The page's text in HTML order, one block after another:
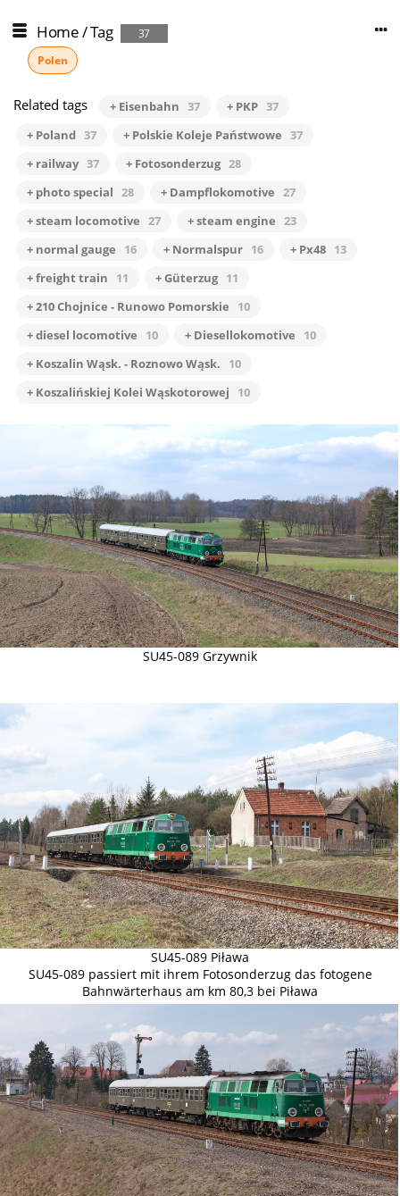
Home/Tag
37
Polen
Related tags + Eisenbahn 37 + PKP 37
+ Poland 37 + Polskie Koleje Państwowe 37
+ railway 37 + Fotosonderzug 28
+ photo special 28 + Dampflokomotive 27
+ steam locomotive 27 + steam engine 23
+ normal gauge
16 + Normalspur 16 + Px48 13
+ freight train
11 + Güterzug 11
+ 210 Chojnice - Runowo Pomorskie
10
+ diesel locomotive
10 + Diesellokomotive
10
+ Koszalin Wąsk. - Roznowo Wąsk.
10
+ Koszalińskiej Kolei Wąskotorowej
10
SU45-089 Grzywnik
SU45-089 Piława
SU45-089 passiert mit ihrem Fotosonderzug das fotogene
Bahnwärterhaus am km 80,3 bei Piława